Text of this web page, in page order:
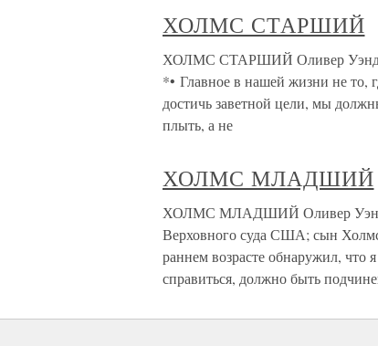
ХОЛМС СТАРШИЙ
ХОЛМС СТАРШИЙ Оливер
*• Главное в нашей жизни не то,
достичь заветной цели, мы
плыть, а не
ХОЛМС МЛАДШИЙ
ХОЛМС МЛАДШИЙ Оливер
Верховного суда США; сын
раннем возрасте обнаружил, что
справиться, должно быть